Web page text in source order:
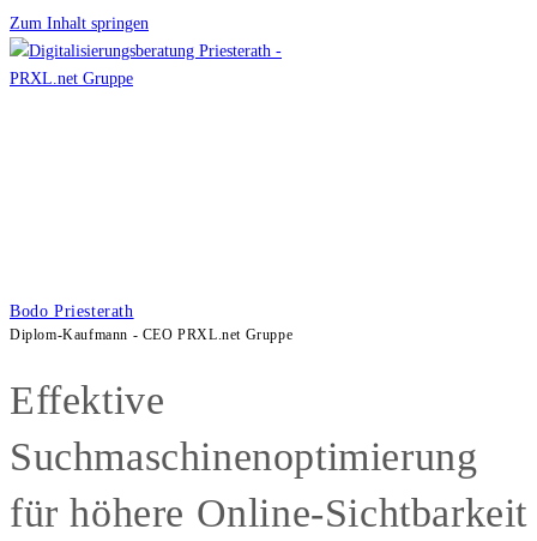
Zum Inhalt springen
Bodo Priesterath
Diplom-Kaufmann - CEO PRXL.net Gruppe
Effektive
Suchmaschinenoptimierung
für höhere Online-Sichtbarkeit